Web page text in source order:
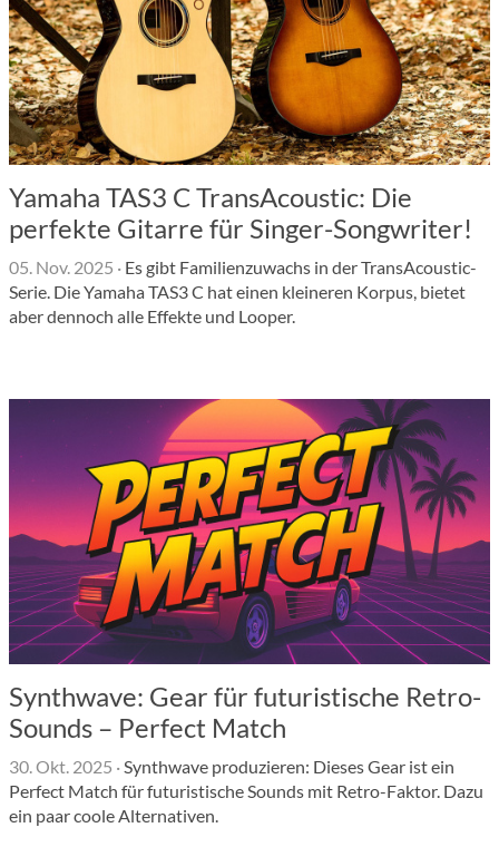
Yamaha TAS3 C TransAcoustic: Die
perfekte Gitarre für Singer-Songwriter!
05. Nov. 2025 · Es gibt Familienzuwachs in der TransAcoustic-
Serie. Die Yamaha TAS3 C hat einen kleineren Korpus, bietet
aber dennoch alle Effekte und Looper.
Synthwave: Gear für futuristische Retro-
Sounds – Perfect Match
30. Okt. 2025 ·Synthwave produzieren: Dieses Gear ist ein
Perfect Match für futuristische Sounds mit Retro-Faktor. Dazu
ein paar coole Alternativen.